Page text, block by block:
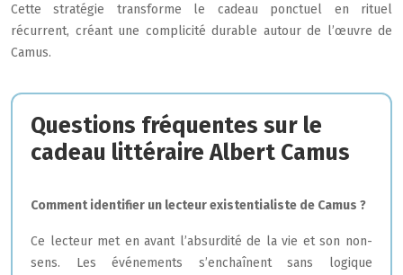
Cette stratégie transforme le cadeau ponctuel en rituel
récurrent, créant une complicité durable autour de l’œuvre de
Camus.
Questions fréquentes sur le
cadeau littéraire Albert Camus
Comment identifier un lecteur existentialiste de Camus ?
Ce lecteur met en avant l’absurdité de la vie et son non-
sens. Les événements s’enchaînent sans logique